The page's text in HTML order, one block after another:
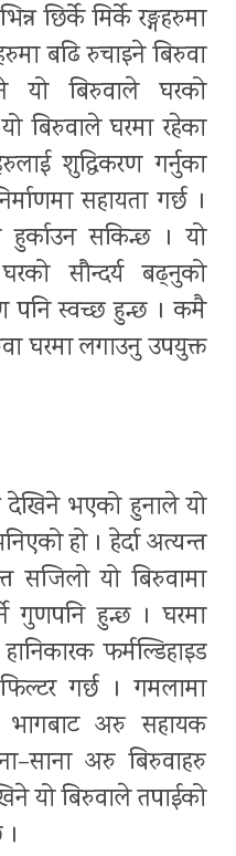
छिर्के मिर्के रङ्गहरुमा
बढि रुचाइने बिरुवा
बिरुवाले घरको
बिरुवाले घरमा रहेका
शुद्धिकरण गर्नुका
सहायता गर्छ ।
हुर्काउन सकिन्छ । यो
सौन्दर्य बढ्नुको
पनि स्वच्छ हुन्छ । कमै
घरमा लगाउनु उपयुक्त
देखिने भएको हुनाले यो
हो । हेर्दा अत्यन्त
सजिलो यो बिरुवामा
गुणपनि हुन्छ । घरमा
फर्मल्डिहाइड
गर्छ । गमलामा
भागबाट अरु सहायक
अरु बिरुवाहरु
यो बिरुवाले तपाईको